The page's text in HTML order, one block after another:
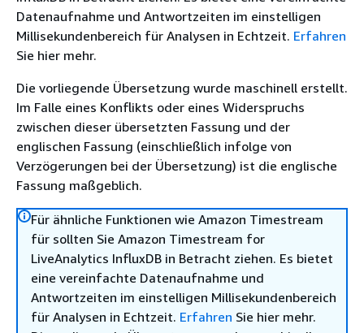
Datenaufnahme und Antwortzeiten im einstelligen
Millisekundenbereich für Analysen in Echtzeit. Erfahren
Sie hier mehr.
Die vorliegende Übersetzung wurde maschinell erstellt.
Im Falle eines Konflikts oder eines Widerspruchs
zwischen dieser übersetzten Fassung und der
englischen Fassung (einschließlich infolge von
Verzögerungen bei der Übersetzung) ist die englische
Fassung maßgeblich.
Für ähnliche Funktionen wie Amazon Timestream
für sollten Sie Amazon Timestream for
LiveAnalytics InfluxDB in Betracht ziehen. Es bietet
eine vereinfachte Datenaufnahme und
Antwortzeiten im einstelligen Millisekundenbereich
für Analysen in Echtzeit. Erfahren Sie hier mehr.